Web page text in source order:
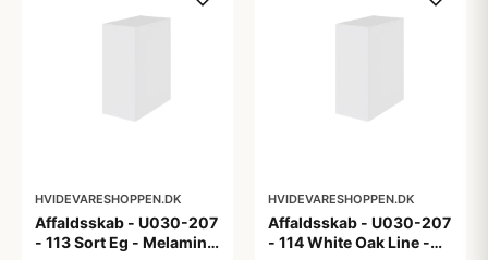
HVIDEVARESHOPPEN.DK
Affaldsskab - U030-207
- 113 Sort Eg - Melamin,
HVIDEVARESHOPPEN.DK
Affaldsskab - U030-207
- 114 White Oak Line -